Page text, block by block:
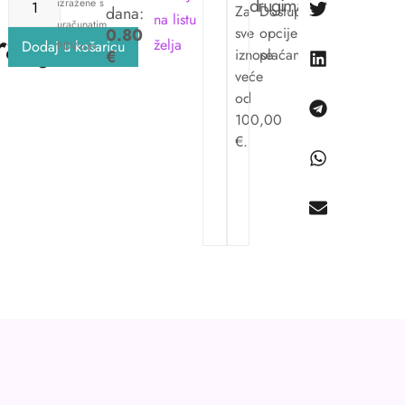
Dodaj u košaricu
uračunatim
PDV-om
dana:
0.80
€
na listu
želja
Za
sve
iznose
veće
od
100,00
€.
Dostupne
opcije
plaćanja.
drugima: